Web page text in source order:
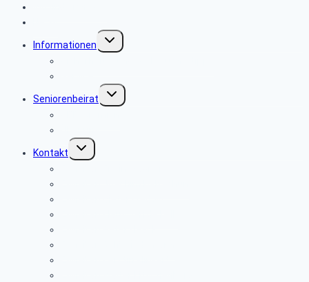
Informationen
Untermenü
umschalten
Seniorenbeirat
Untermenü
umschalten
Kontakt
Untermenü
umschalten